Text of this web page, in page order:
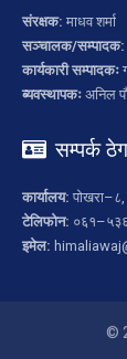
संरक्षक: माधव शर्मा
सञ्चालक/सम्पादक:
कार्यकारी सम्पादकः
ब्यवस्थापकः अनिल
सम्पर्क
कार्यालय:
टेलिफोन:
इमेल:
©